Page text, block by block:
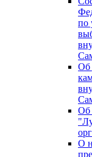
по
Об
Об
О